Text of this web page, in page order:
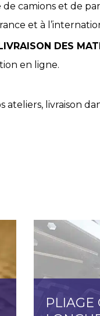
camions et de
et à
DES
en ligne.
ateliers, livraison
PLIAGE